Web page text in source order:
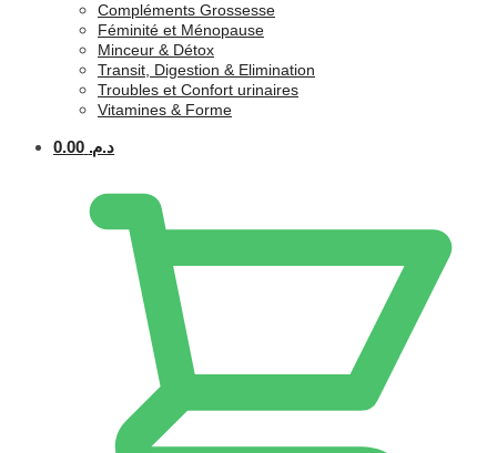
Compléments Grossesse
Féminité et Ménopause
Minceur & Détox
Transit, Digestion & Elimination
Troubles et Confort urinaires
Vitamines & Forme
د.م. 0.00